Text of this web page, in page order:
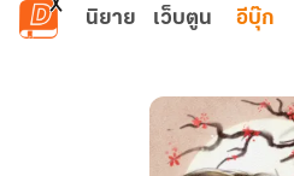
ข้ามไปยังเนื้อหาหลัก
นิยาย เว็บตูน อีบุ๊ก